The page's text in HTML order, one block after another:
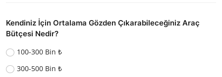
Kendiniz İçin Ortalama Gözden Çıkarabileceğiniz Araç
Bütçesi Nedir?
100-300 Bin ₺
300-500 Bin ₺